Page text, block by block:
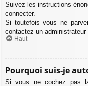
Suivez les instructions
connecter.
Si toutefois vous ne
contactez un administrateur
Haut
Pourquoi suis-je
Si vous ne cochez pas